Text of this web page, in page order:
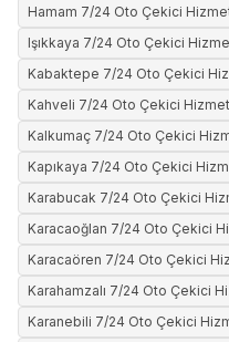
Hamam 7/24 Oto Çekici
Işıkkaya 7/24 Oto Çekici
Kabaktepe 7/24 Oto Çekici
Kahveli 7/24 Oto Çekici
Kalkumaç 7/24 Oto Çekici
Kapıkaya 7/24 Oto Çekici
Karabucak 7/24 Oto Çekici
Karacaoğlan 7/24 Oto Çekici
Karacaören 7/24 Oto Çekici
Karahamzalı 7/24 Oto Çekici
Karanebili 7/24 Oto Çekici